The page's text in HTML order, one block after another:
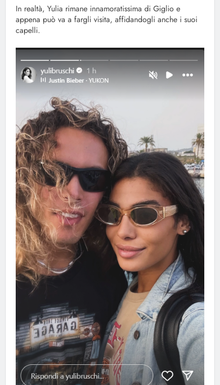
In realtà, Yulia rimane innamoratissima di Giglio e
appena può va a fargli visita, affidandogli anche i suoi
capelli.